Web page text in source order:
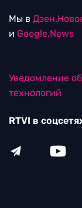
Мы в
и Google.News
Уведомление
технологий
RTVI в